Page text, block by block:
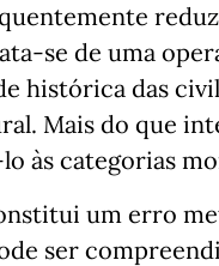
se de uma
histórica das
Mais do que
às categorias
um erro
ser